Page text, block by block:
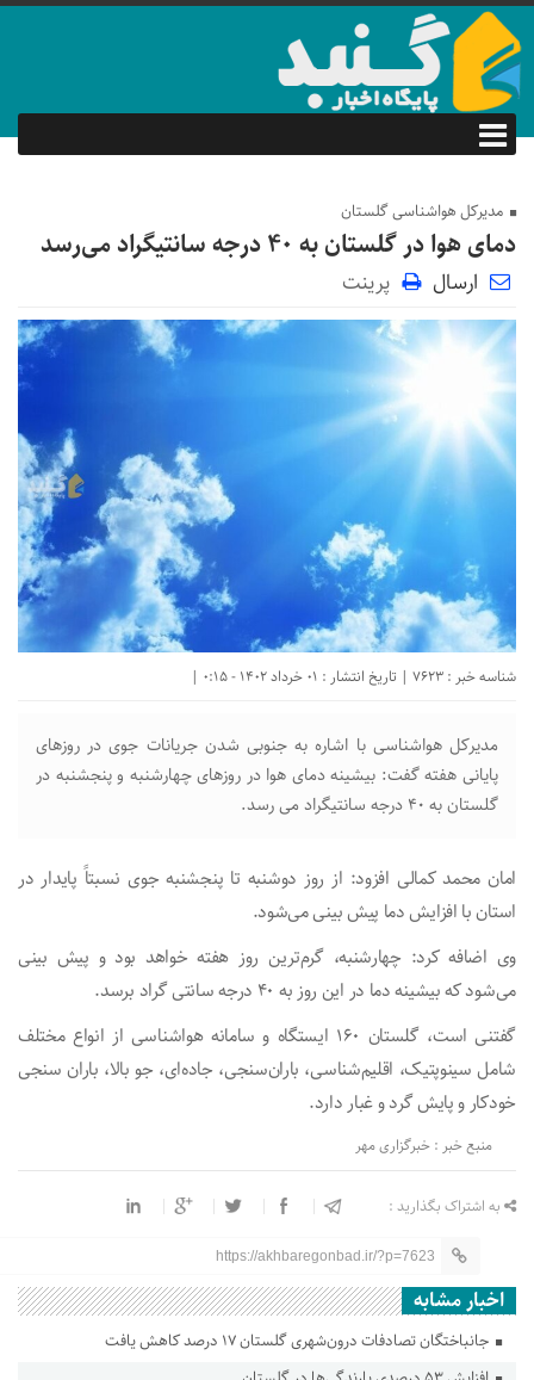
مدیرکل هواشناسی گلستان
دمای هوا در گلستان به ۴۰ درجه سانتیگراد می‌رسد
ارسال پرینت
شناسه خبر : 7623 | تاریخ انتشار : 01 خرداد 1402 - 0:15 |
مدیرکل هواشناسی با اشاره به جنوبی شدن جریانات جوی در روزهای
پایانی هفته گفت: بیشینه دمای هوا در روزهای چهارشنبه و پنجشنبه در
گلستان به ۴۰ درجه سانتیگراد می رسد.
امان محمد کمالی افزود: از روز دوشنبه تا پنجشنبه جوی نسبتاً پایدار در
استان با افزایش دما پیش بینی می‌شود.
وی اضافه کرد: چهارشنبه، گرم‌ترین روز هفته خواهد بود و پیش بینی
می‌شود که بیشینه دما در این روز به ۴۰ درجه سانتی گراد برسد.
گفتنی است، گلستان ۱۶۰ ایستگاه و سامانه هواشناسی از انواع مختلف
شامل سینوپتیک، اقلیم‌شناسی، باران‌سنجی، جاده‌ای، جو بالا، باران سنجی
خودکار و پایش گرد و غبار دارد.
منبع خبر : خبرگزاری مهر
به اشتراک بگذارید :
https://akhbaregonbad.ir/?p=7623
اخبار مشابه
جانباختگان تصادفات درون‌شهری گلستان ۱۷ درصد کاهش یافت